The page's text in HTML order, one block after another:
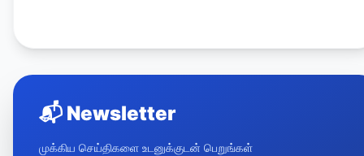
📬 Newsletter
முக்கிய செய்திகளை உடனுக்குடன் பெறுங்கள்